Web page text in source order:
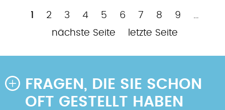
Seitennummerierung
Aktuelle
Seite
1 Page
2 Page
3 Page
4 Page
5 Page
6 Page
7 Page
8 Page
9
nächste Seite
Letzte
letzte Seite
FRAGEN, DIE SIE SCHON
OFT GESTELLT HABEN